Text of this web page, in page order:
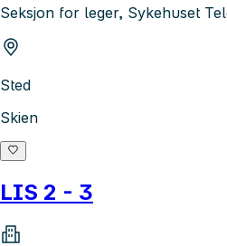
Seksjon for leger, Sykehuset
Sted
Skien
LIS 2 - 3